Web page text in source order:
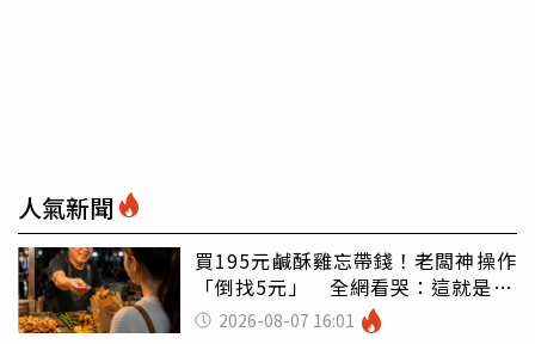
人氣新聞
買195元鹹酥雞忘帶錢！老闆神操作
「倒找5元」 全網看哭：這就是台
灣 2026-08-07 16:01